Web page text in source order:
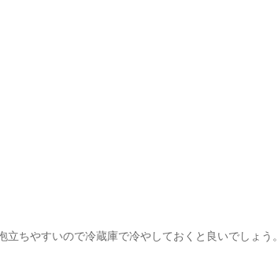
ちやすいので冷蔵庫で冷やしておくと良いでしょう。